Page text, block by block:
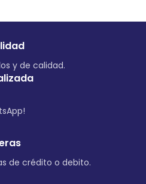
y de calidad.
de crédito o debito.